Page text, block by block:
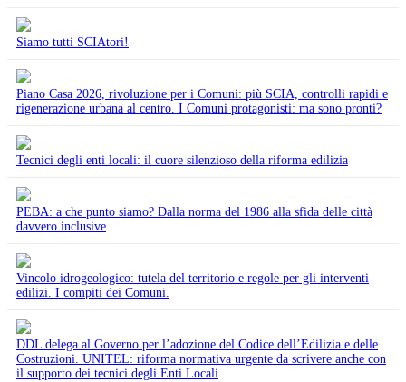
Siamo tutti SCIAtori!
Piano Casa 2026, rivoluzione per i Comuni: più SCIA, controlli rapidi e
rigenerazione urbana al centro. I Comuni protagonisti: ma sono pronti?
Tecnici degli enti locali: il cuore silenzioso della riforma edilizia
PEBA: a che punto siamo? Dalla norma del 1986 alla sfida delle città
davvero inclusive
Vincolo idrogeologico: tutela del territorio e regole per gli interventi
edilizi. I compiti dei Comuni.
DDL delega al Governo per l’adozione del Codice dell’Edilizia e delle
Costruzioni. UNITEL: riforma normativa urgente da scrivere anche con
il supporto dei tecnici degli Enti Locali